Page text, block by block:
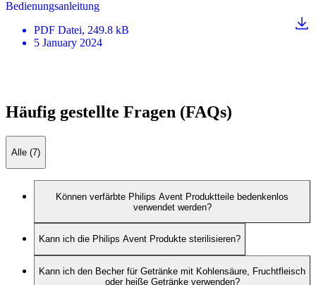
Bedienungsanleitung
PDF Datei, 249.8 kB
5 January 2024
Häufig gestellte Fragen (FAQs)
Alle (7)
Können verfärbte Philips Avent Produktteile bedenkenlos
verwendet werden?
Kann ich die Philips Avent Produkte sterilisieren?
Kann ich den Becher für Getränke mit Kohlensäure, Fruchtfleisch
oder heiße Getränke verwenden?